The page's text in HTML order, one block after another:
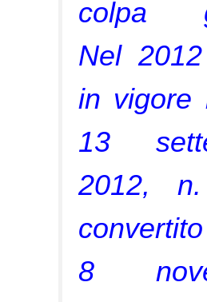
colpa
Nel
in vigore
13
2012,
8